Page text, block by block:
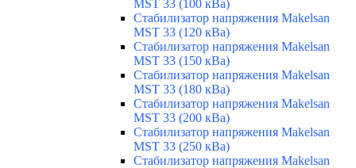
MST 33 (100 кВа)
Стабилизатор напряжения Makelsan
MST 33 (120 кВа)
Стабилизатор напряжения Makelsan
MST 33 (150 кВа)
Стабилизатор напряжения Makelsan
MST 33 (180 кВа)
Стабилизатор напряжения Makelsan
MST 33 (200 кВа)
Стабилизатор напряжения Makelsan
MST 33 (250 кВа)
Стабилизатор напряжения Makelsan